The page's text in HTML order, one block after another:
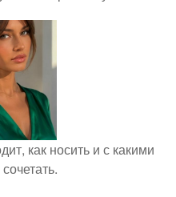
как носить и с какими